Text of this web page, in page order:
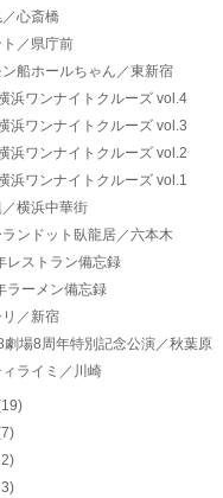
心斎橋
／県庁前
船ホールちゃん／東新宿
浜ワンナイトクルーズ vol.4
浜ワンナイトクルーズ vol.3
浜ワンナイトクルーズ vol.2
浜ワンナイトクルーズ vol.1
横浜中華街
ンドット臥龍居／六本木
レストラン備忘録
ラーメン備忘録
／新宿
劇場8周年特別記念公演／秋葉原
ライミ／川崎